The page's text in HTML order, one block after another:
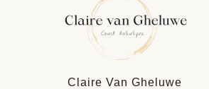
Claire Van Gheluwe